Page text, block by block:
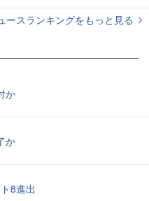
ースランキングをもっと見る
か
か
8進出